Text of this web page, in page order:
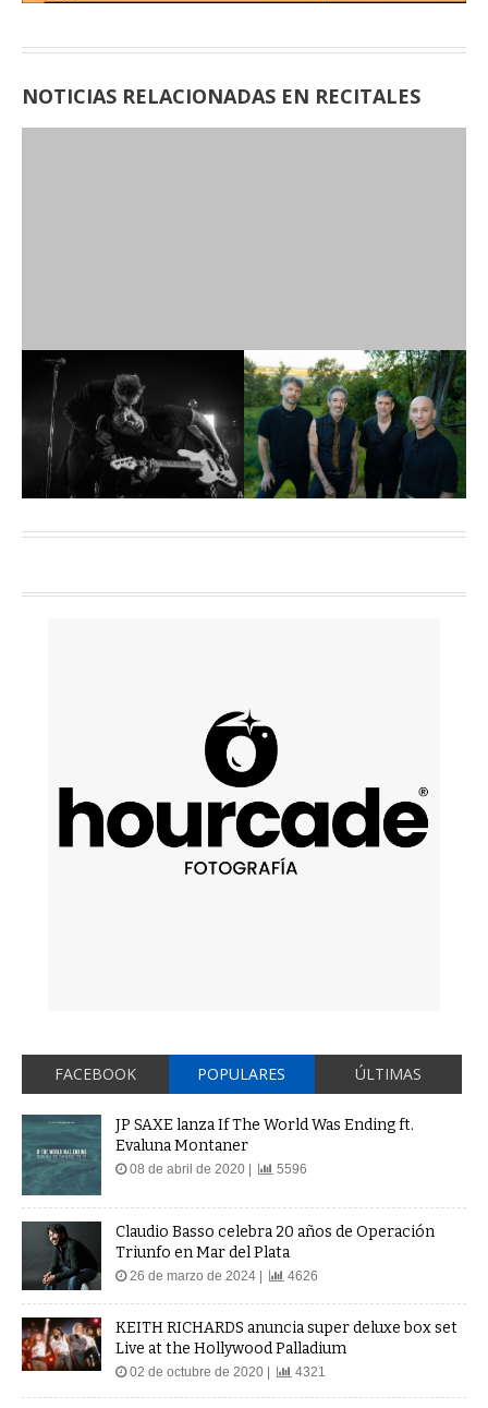
NOTICIAS RELACIONADAS EN RECITALES
FACEBOOK POPULARES ÚLTIMAS
JP SAXE lanza If The World Was Ending ft.
Evaluna Montaner
08 de abril de 2020 | 5596
Claudio Basso celebra 20 años de Operación
Triunfo en Mar del Plata
26 de marzo de 2024 | 4626
KEITH RICHARDS anuncia super deluxe box set
Live at the Hollywood Palladium
02 de octubre de 2020 | 4321